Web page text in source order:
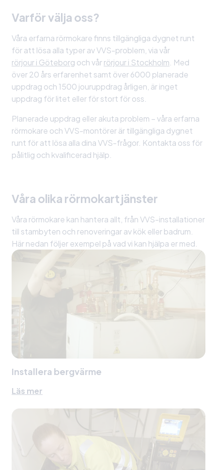
Varför välja oss?
Våra erfarna rörmokare finns tillgängliga dygnet runt
för att lösa alla typer av VVS-problem, via vår
rörjour i Göteborg och vårrörjour i Stockholm . Med
över 20 års erfarenhet samt över 6000 planerade
uppdrag och 1500 jouruppdrag årligen, är inget
uppdrag för litet eller för stort för oss.
Planerade uppdrag eller akuta problem – våra erfarna
rörmokare och VVS-montörer är tillgängliga dygnet
runt för att lösa alla dina VVS-frågor. Kontakta oss för
pålitlig och kvalificerad hjälp.
Våra olika rörmokartjänster
Våra rörmokare kan hantera allt, från VVS-installationer
till stambyten och renoveringar av kök eller badrum.
Här nedan följer exempel på vad vi kan hjälpa er med.
Installera bergvärme
Läs mer